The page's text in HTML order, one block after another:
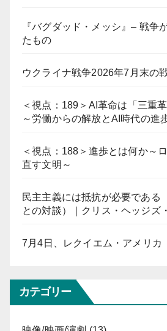
『バグダッド・メッシ』– 戦争
たもの
ウクライナ戦争2026年7月末の
＜視点：189＞AI革命は「三重
～労働からの解放とAI時代の進
＜視点：188＞進歩とは何か～
直す文明～
民主主義には抵抗が必要である
との対談）｜クリス・ヘッジズ
7月4日、レクイエム・アメリカ
カテゴリー